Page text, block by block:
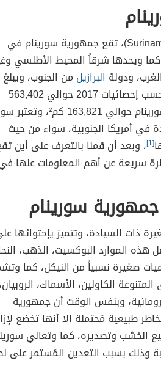
سورينام (بالإنجليزية: Suriname)، تقع جمهورية سورينام في
كما ويحدها شرقاً المحيط الأطلسي
ودولة البرازيل من الجنوب،
السكان في سورينام بحسب إحصائيات 2017 حوالي 563,402
نسمة، وتبلغ مساحة سورينام حوالي 163,821
في أمريكا الجنوبية، سواء من حيث
[1] ، وبعد أن قمنا بالتعرف على أين
سريعة عن أهم المعلومات عنها
سورينام
ذات السيادة، وتتميز يإحتوائها
هذه الموارد البوكسيت، الذهب،
صغيرة نسبياً من النيكل، كما
المتنوعة الكاولين، الأسماك، الروبيان،
وبنفس الوقت أن جمهورية
طبيعية مُحتملة إلا أنها تخضع
الخشب وتصديره، كما وتعاني
وذلك بسبب التعدين المُستمر على